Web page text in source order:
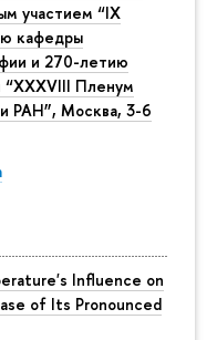
участием “IX
кафедры
и 270-летию
“XXXVIII Пленум
РАН”, Москва, 3-6
Influence on
of Its Pronounced